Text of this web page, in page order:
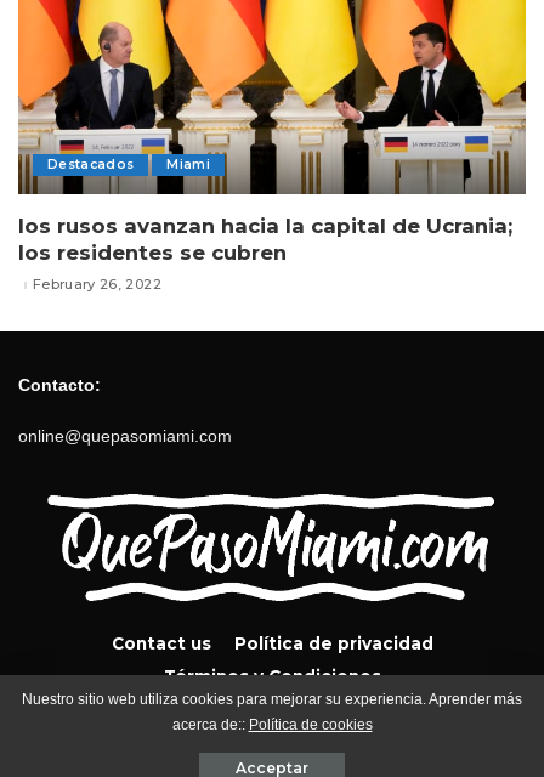
Destacados Miami
los rusos avanzan hacia la capital de Ucrania;
los residentes se cubren
February 26, 2022
Contacto:
online@quepasomiami.com
Contact us
Política de privacidad
Términos y Condiciones
QuePasoMiami.com 2024
Nuestro sitio web utiliza cookies para mejorar su experiencia. Aprender más
acerca de:: Política de cookies
Acceptar